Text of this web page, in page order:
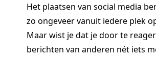
Het plaatsen van social media
zo ongeveer vanuit iedere plek
Maar wist je dat je door te
berichten van anderen nét iets